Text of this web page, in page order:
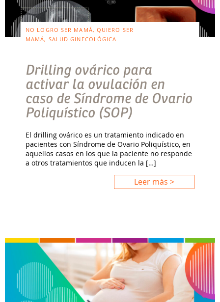
NO LOGRO SER MAMÁ, QUIERO SER
MAMÁ, SALUD GINECOLÓGICA
Drilling ovárico para
activar la ovulación en
caso de Síndrome de Ovario
Poliquístico (SOP)
El drilling ovárico es un tratamiento indicado en
pacientes con Síndrome de Ovario Poliquístico, en
aquellos casos en los que la paciente no responde
a otros tratamientos que inducen la […]
Leer más >